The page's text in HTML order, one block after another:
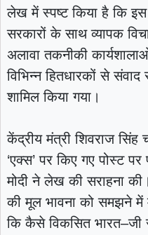
लेख में स्पष्ट किया है कि
सरकारों के साथ व्यापक
अलावा तकनीकी
विभिन्न हितधारकों से
शामिल किया गया।
केंद्रीय मंत्री शिवराज सिंह
‘एक्स’ पर किए गए पोस्ट
मोदी ने लेख की सराहना
की मूल भावना को समझने में
कि कैसे विकसित भारत–जी